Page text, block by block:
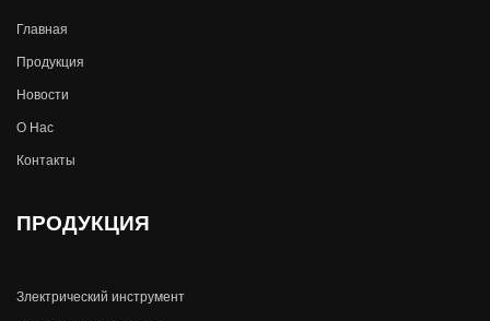
Главная
Продукция
Новости
О Hас
Контакты
ПРОДУКЦИЯ
Злектрический инструмент